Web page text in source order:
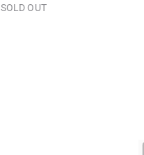
SOLD OUT